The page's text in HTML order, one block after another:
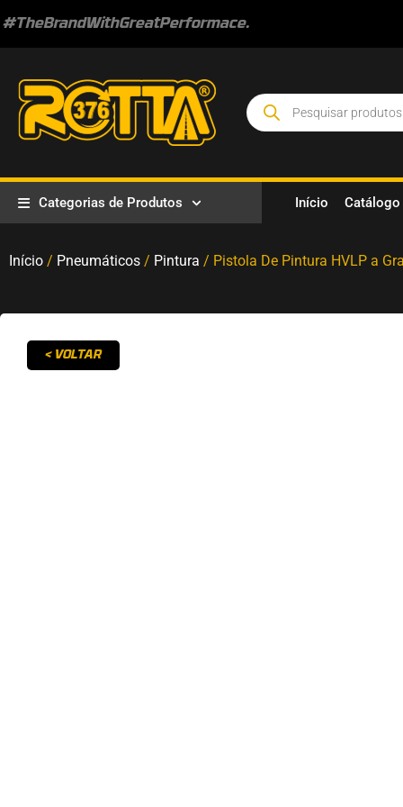
#TheBrandWithGreatPerformace.
Categorias de Produtos Início Catálogo
Início / Pneumáticos / Pintura / Pistola De Pintura HVLP a
< VOLTAR